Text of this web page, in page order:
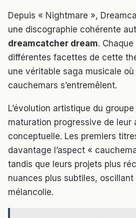
Depuis « Nightmare »,
une discographie cohérente
dreamcatcher dream.
différentes facettes de cette
une véritable saga musicale
cauchemars s’entremêlent.
L’évolution artistique du
maturation progressive de leur
conceptuelle. Les premiers
davantage l’aspect «
tandis que leurs projets plus
nuances plus subtiles,
mélancolie.